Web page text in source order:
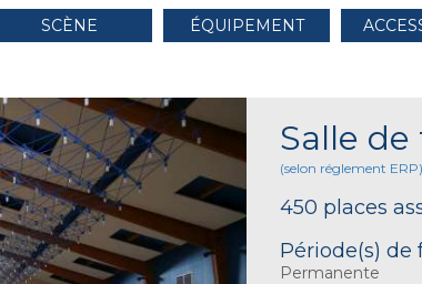
SCÈNE ÉQUIPEMENT
Salle de
(selon réglement ERP)
450 places
Période(s)
Permanente